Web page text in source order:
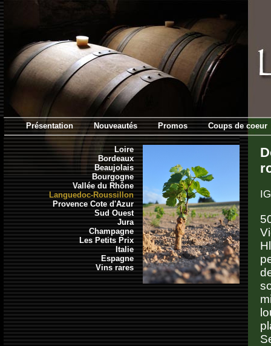
Présentation Nouveautés Promos Coups de coeur
Loire
Bordeaux
Beaujolais
Bourgogne
Vallée du Rhône
Languedoc-Roussillon
Provence Cote d'Azur
Sud Ouest
Jura
Champagne
Les Petits Prix
Italie
Espagne
Vins rares